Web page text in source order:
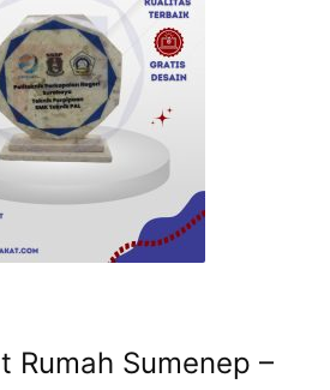
Rumah Sumenep –